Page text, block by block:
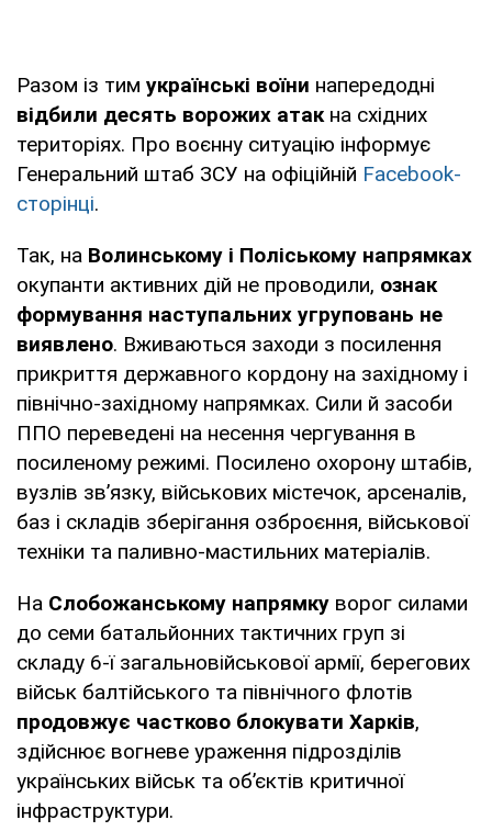
Разом із тим українські воїни напередодні
відбили десять ворожих атак на східних
територіях. Про воєнну ситуацію інформує
Генеральний штаб ЗСУ на офіційній Facebook-
сторінці.
Так, на Волинському і Поліському напрямках
окупанти активних дій не проводили, ознак
формування наступальних угруповань не
виявлено. Вживаються заходи з посилення
прикриття державного кордону на західному і
північно-західному напрямках. Сили й засоби
ППО переведені на несення чергування в
посиленому режимі. Посилено охорону штабів,
вузлів зв’язку, військових містечок, арсеналів,
баз і складів зберігання озброєння, військової
техніки та паливно-мастильних матеріалів.
На Слобожанському напрямку ворог силами
до семи батальйонних тактичних груп зі
складу 6-ї загальновійськової армії, берегових
військ балтійського та північного флотів
продовжує частково блокувати Харків,
здійснює вогневе ураження підрозділів
українських військ та об’єктів критичної
інфраструктури.